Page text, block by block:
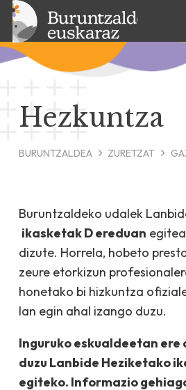
Hezkuntza
BURUNTZALDEA ZURETZAT
Buruntzaldeko udalek
ikasketak D ereduan
dizute. Horrela, hobeto
zeure etorkizun
honetako bi hizkuntza
lan egin ahal izango duzu.
Inguruko eskualdeetan ere
duzu Lanbide Heziketako
egiteko. Informazio